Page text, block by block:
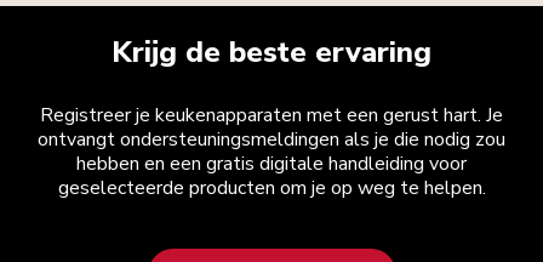
Krijg de beste ervaring
Registreer je keukenapparaten met een gerust hart. Je
ontvangt ondersteuningsmeldingen als je die nodig zou
hebben en een gratis digitale handleiding voor
geselecteerde producten om je op weg te helpen.